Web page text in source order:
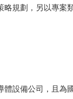
略規劃，另以專案
體設備公司，且為